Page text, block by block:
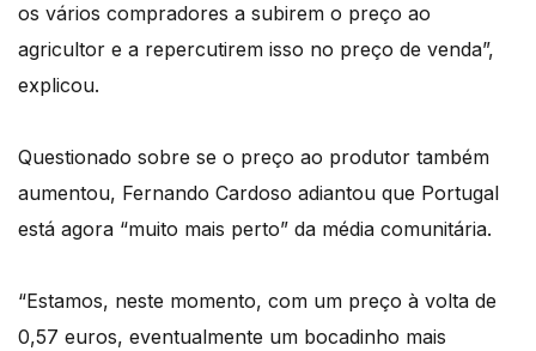
os vários compradores a subirem o preço ao
agricultor e a repercutirem isso no preço de venda”,
explicou.
Questionado sobre se o preço ao produtor também
aumentou, Fernando Cardoso adiantou que Portugal
está agora “muito mais perto” da média comunitária.
“Estamos, neste momento, com um preço à volta de
0,57 euros, eventualmente um bocadinho mais